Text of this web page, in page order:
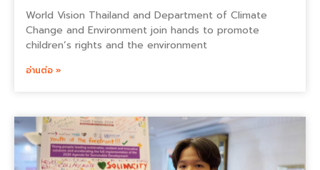
World Vision Thailand and Department of Climate
Change and Environment join hands to promote
children’s rights and the environment
อ่านต่อ »